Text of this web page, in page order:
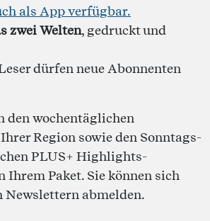
als App verfügbar.
zwei Welten, gedruckt und
dürfen neue Abonnenten
den wochentäglichen
Region sowie den Sonntags-
PLUS+ Highlights-
Paket. Sie können sich
Newslettern abmelden.